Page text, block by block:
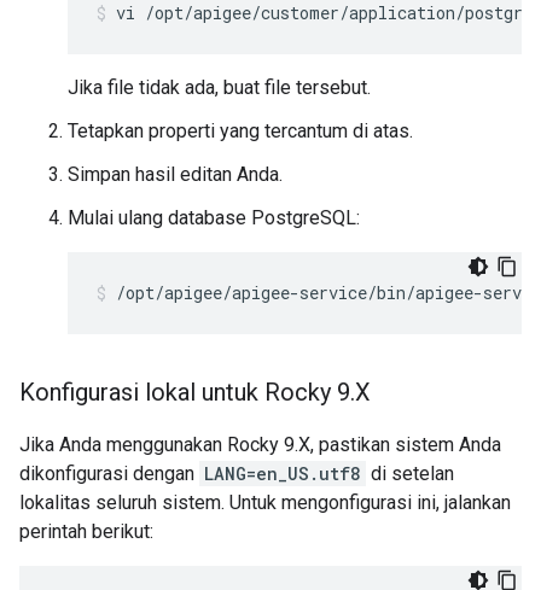
vi /opt/apigee/customer/application/
Jika file tidak ada, buat file tersebut.
Tetapkan properti yang tercantum di atas.
Simpan hasil editan Anda.
Mulai ulang database PostgreSQL:
/opt/apigee/apigee-service/bin/apigee-
Konfigurasi lokal untuk Rocky 9.X
Jika Anda menggunakan Rocky 9.X, pastikan sistem Anda
dikonfigurasi dengan LANG=en_US.utf8 di setelan
lokalitas seluruh sistem. Untuk mengonfigurasi ini, jalankan
perintah berikut: